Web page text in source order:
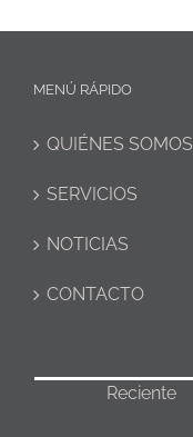
MENÚ RÁPIDO
QUIÉNES SOMOS
SERVICIOS
NOTICIAS
CONTACTO
Reciente